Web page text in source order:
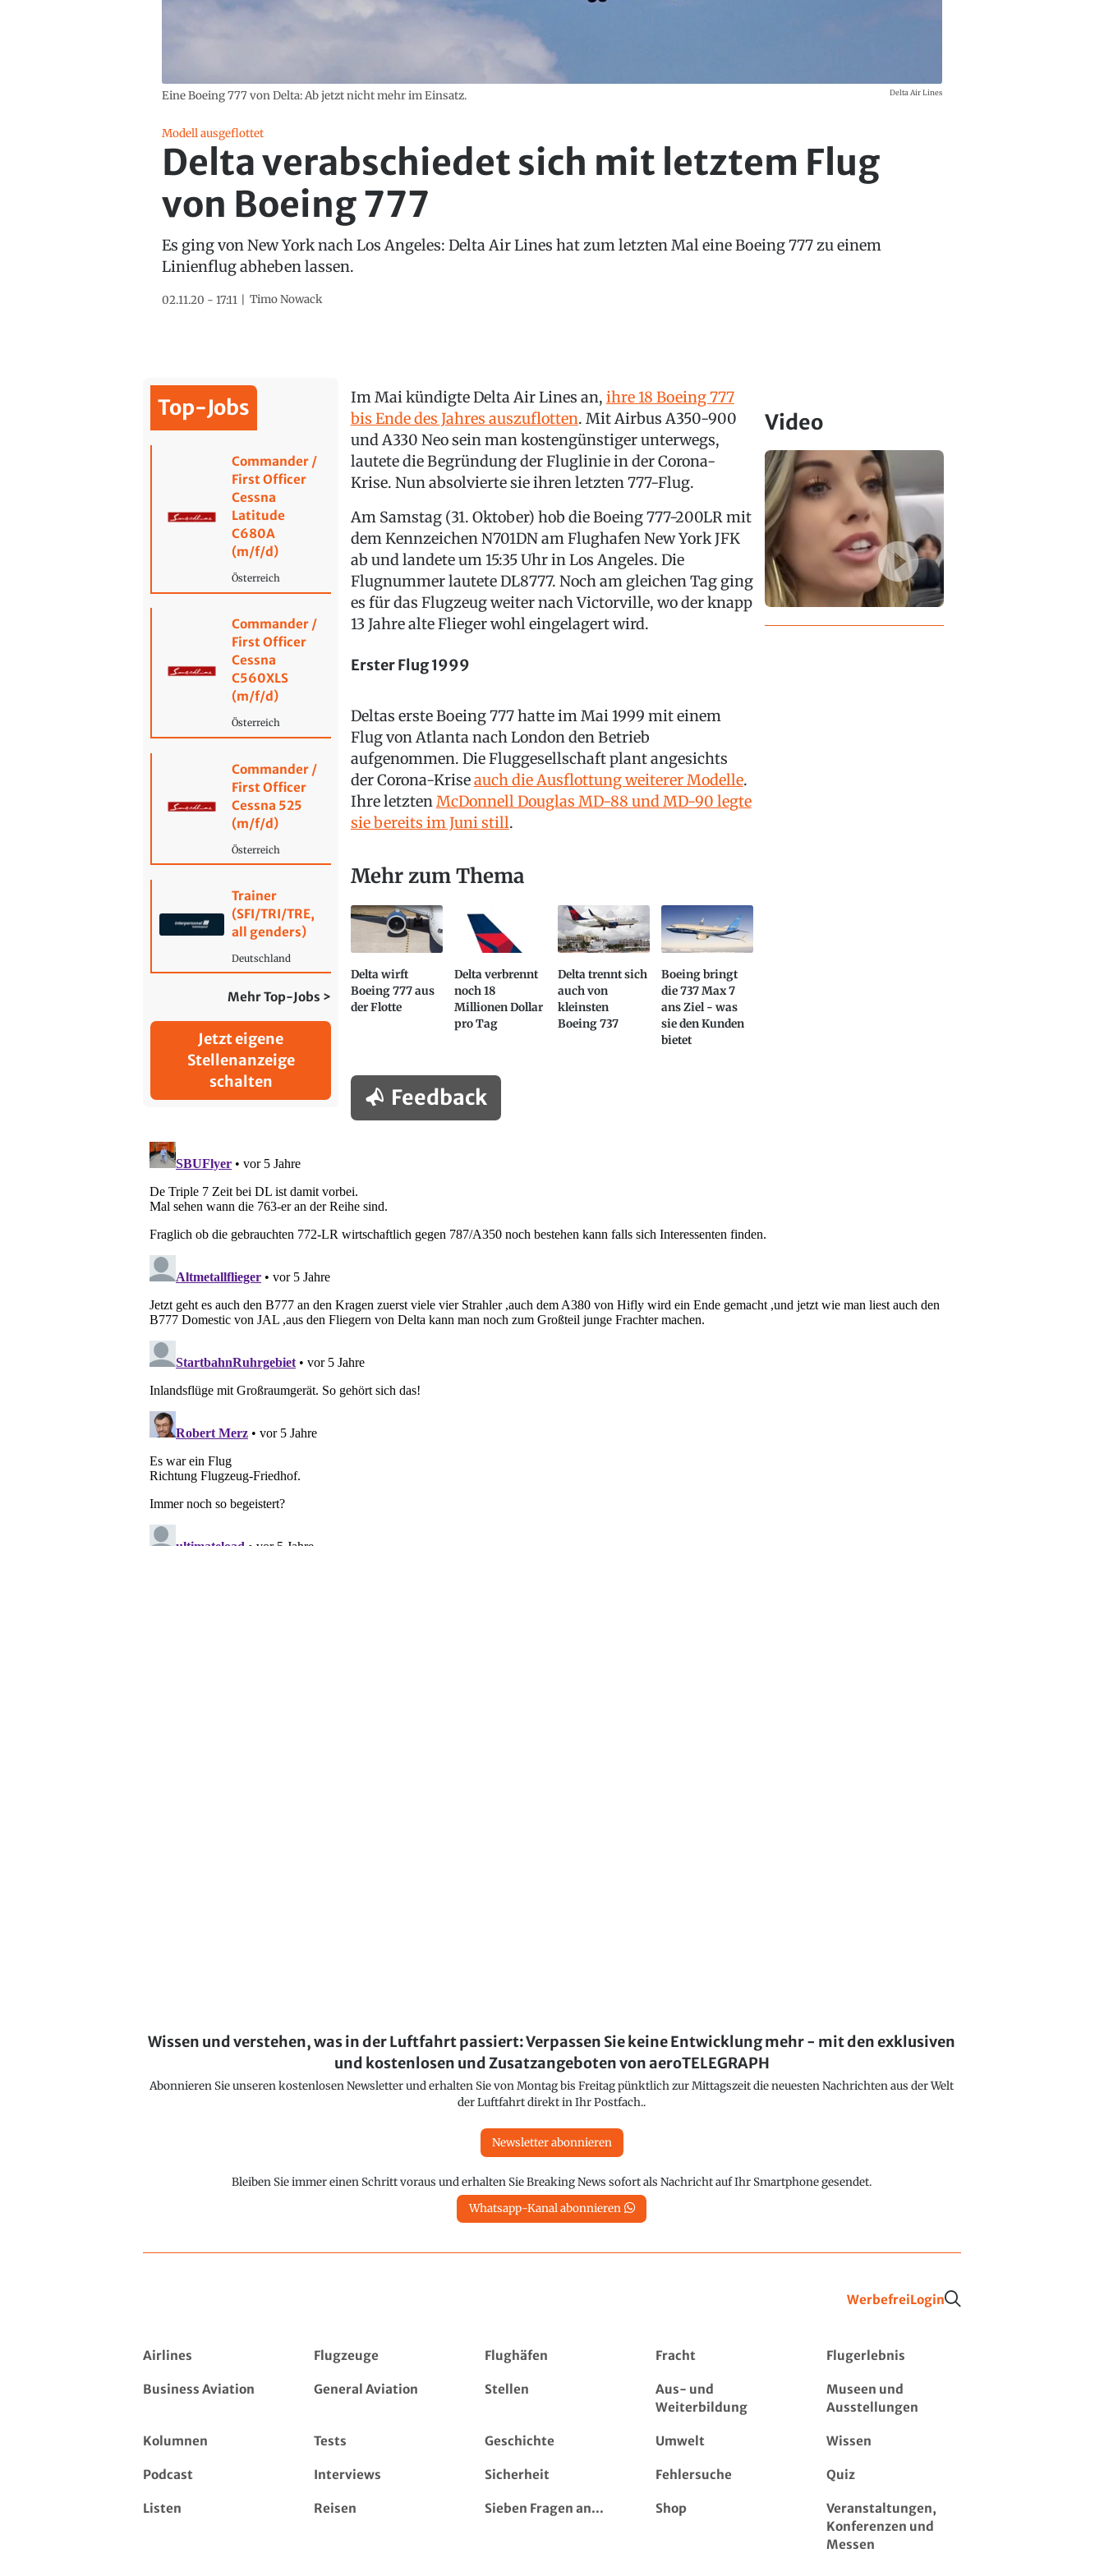
Eine Boeing 777 von Delta: Ab jetzt nicht mehr im Einsatz. Delta Air Lines
Modell ausgeflottet
Delta verabschiedet sich mit letztem Flug
von Boeing 777
Es ging von New York nach Los Angeles: Delta Air Lines hat zum letzten Mal eine Boeing 777 zu einem
Linienflug abheben lassen.
02.11.20 - 17:11 Timo Nowack
Top-Jobs
Commander /
First Officer
Cessna
Latitude
C680A
(m/f/d)
Österreich
Commander /
First Officer
Cessna
C560XLS
(m/f/d)
Österreich
Commander /
First Officer
Cessna 525
(m/f/d)
Österreich
Trainer
(SFI/TRI/TRE,
all genders)
Deutschland
Mehr Top-Jobs >
Jetzt eigene
Stellenanzeige
schalten
Im Mai kündigte Delta Air Lines an, ihre 18 Boeing 777
bis Ende des Jahres auszuflotten. Mit Airbus A350-900
und A330 Neo sein man kostengünstiger unterwegs,
lautete die Begründung der Fluglinie in der Corona-
Krise. Nun absolvierte sie ihren letzten 777-Flug.
Am Samstag (31. Oktober) hob die Boeing 777-200LR mit
dem Kennzeichen N701DN am Flughafen New York JFK
ab und landete um 15:35 Uhr in Los Angeles. Die
Flugnummer lautete DL8777. Noch am gleichen Tag ging
es für das Flugzeug weiter nach Victorville, wo der knapp
13 Jahre alte Flieger wohl eingelagert wird.
Erster Flug 1999
Deltas erste Boeing 777 hatte im Mai 1999 mit einem
Flug von Atlanta nach London den Betrieb
aufgenommen. Die Fluggesellschaft plant angesichts
der Corona-Kriseauch die Ausflottung weiterer Modelle.
Ihre letztenMcDonnell Douglas MD-88 und MD-90 legte
sie bereits im Juni still.
Mehr zum Thema
Delta wirft
Boeing 777 aus
der Flotte
Delta verbrennt
noch 18
Millionen Dollar
pro Tag
Delta trennt sich
auch von
kleinsten
Boeing 737
Boeing bringt
die 737 Max 7
ans Ziel - was
sie den Kunden
bietet
Feedback
Video
Wissen und verstehen, was in der Luftfahrt passiert: Verpassen Sie keine Entwicklung mehr - mit den exklusiven
und kostenlosen und Zusatzangeboten von aeroTELEGRAPH
Abonnieren Sie unseren kostenlosen Newsletter und erhalten Sie von Montag bis Freitag pünktlich zur Mittagszeit die neuesten Nachrichten aus der Welt
der Luftfahrt direkt in Ihr Postfach..
Newsletter abonnieren
Bleiben Sie immer einen Schritt voraus und erhalten Sie Breaking News sofort als Nachricht auf Ihr Smartphone gesendet.
Whatsapp-Kanal abonnieren
WerbefreiLogin
Airlines Flugzeuge Flughäfen Fracht Flugerlebnis
Business Aviation General Aviation Stellen
Aus- und
Weiterbildung
Museen und
Ausstellungen
Kolumnen Tests Geschichte Umwelt Wissen
Podcast Interviews Sicherheit Fehlersuche Quiz
Listen Reisen Sieben Fragen an... Shop
Veranstaltungen,
Konferenzen und
Messen